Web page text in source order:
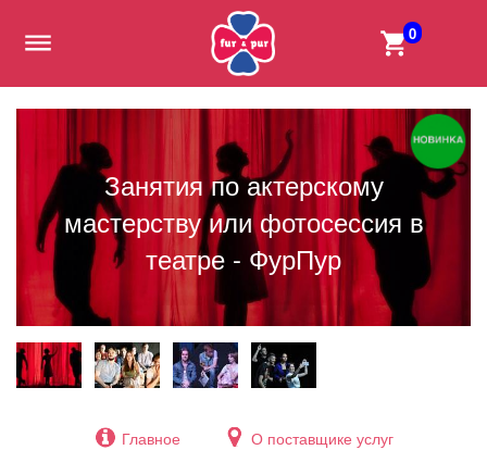
0
Занятия по актерскому
мастерству или фотосессия в
театре - ФурПур
Главное О поставщике услуг